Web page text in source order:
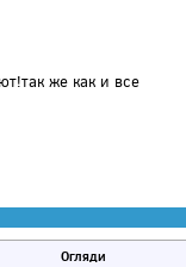
же как и все
Огляди